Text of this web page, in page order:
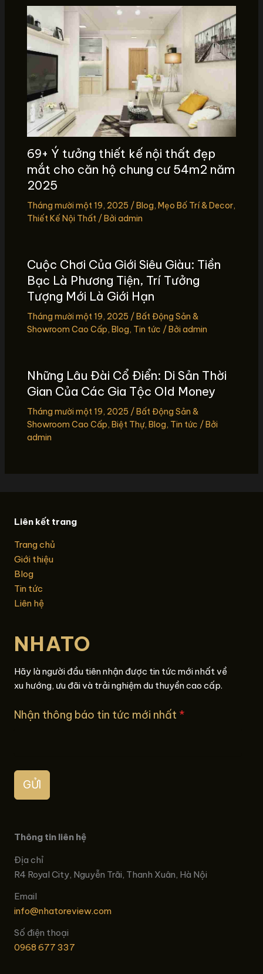
69+ Ý tưởng thiết kế nội thất đẹp
mắt cho căn hộ chung cư 54m2 năm
2025
Tháng mười một 19, 2025 /Blog, Mẹo Bố Trí & Decor,
Thiết Kế Nội Thất/ Bởi admin
Cuộc Chơi Của Giới Siêu Giàu: Tiền
Bạc Là Phương Tiện, Trí Tưởng
Tượng Mới Là Giới Hạn
Tháng mười một 19, 2025 /Bất Động Sản &
Showroom Cao Cấp, Blog, Tin tức / Bởi admin
Những Lâu Đài Cổ Điển: Di Sản Thời
Gian Của Các Gia Tộc Old Money
Tháng mười một 19, 2025 /Bất Động Sản &
Showroom Cao Cấp, Biệt Thự, Blog, Tin tức / Bởi
admin
Liên kết trang
Trang chủ
Giới thiệu
Blog
Tin tức
Liên hệ
NHATO
Hãy là người đầu tiên nhận được tin tức mới nhất về
xu hướng, ưu đãi và trải nghiệm du thuyền cao cấp.
Nhận thông báo tin tức mới nhất *
GỬI
Thông tin liên hệ
Địa chỉ
R4 Royal City, Nguyễn Trãi, Thanh Xuân, Hà Nội
Email
info@nhatoreview.com
Số điện thoại
0968 677 337